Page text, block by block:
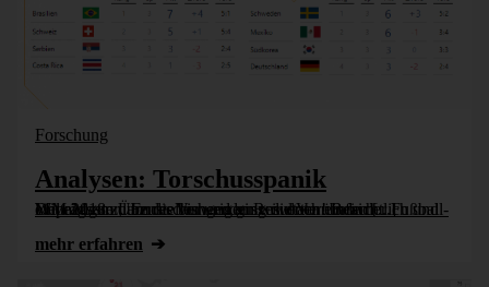
Forschung
Analysen: Torschusspanik
Mit einigen Überraschungen ging die Vorrunde der Fußball-WM 2018 zu Ende. Verwenden wir doch einfach DeltaMaster, um die bisherigen Resultate übersichtlich und einprägsam darzustellen und auszuwerten! Beim [...]
mehr erfahren